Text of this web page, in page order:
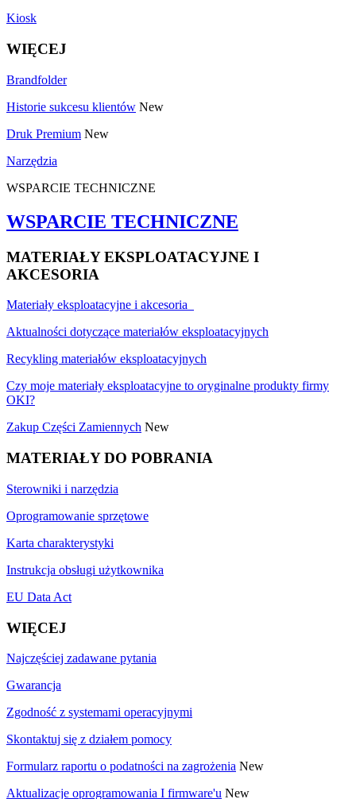
Kiosk
WIĘCEJ
Brandfolder
Historie sukcesu klientów New
Druk Premium New
Narzędzia
WSPARCIE TECHNICZNE
WSPARCIE TECHNICZNE
MATERIAŁY EKSPLOATACYJNE I
AKCESORIA
Materiały eksploatacyjne i akcesoria
Aktualności dotyczące materiałów eksploatacyjnych
Recykling materiałów eksploatacyjnych
Czy moje materiały eksploatacyjne to oryginalne produkty firmy
OKI?
Zakup Części Zamiennych New
MATERIAŁY DO POBRANIA
Sterowniki i narzędzia
Oprogramowanie sprzętowe
Karta charakterystyki
Instrukcja obsługi użytkownika
EU Data Act
WIĘCEJ
Najczęściej zadawane pytania
Gwarancja
Zgodność z systemami operacyjnymi
Skontaktuj się z działem pomocy
Formularz raportu o podatności na zagrożenia New
Aktualizacje oprogramowania I firmware'u New